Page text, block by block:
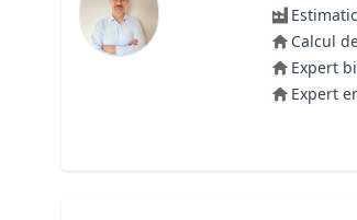
Calcul
Expert
Expert